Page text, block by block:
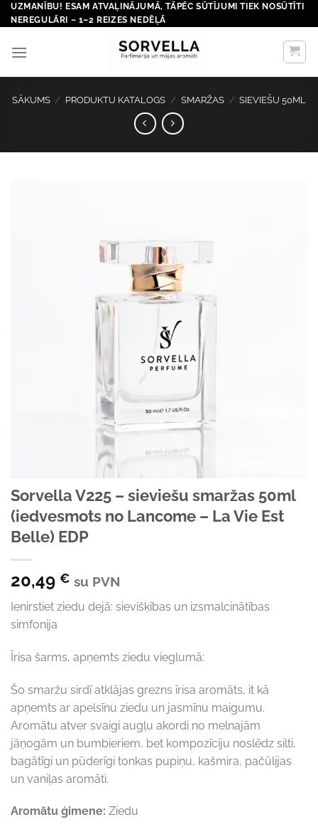
Skip
to
UZMANĪBU! ESAM ATVAĻINĀJUMĀ, TĀPĒC SŪTĪJUMI TIEK NOSŪTĪTI
NEREGULĀRI – 1–2 REIZES NEDĒĻĀ
SĀKUMS / PRODUKTU KATALOGS / SMARŽAS / SIEVIEŠU 50ML
Sorvella V225 – sieviešu smaržas 50ml
(iedvesmots no Lancome – La Vie Est
Belle) EDP
20,49 € su PVN
Ienirstiet ziedu dejā: sievišķības un izsmalcinātības
simfonija
Īrisa šarms, apņemts ziedu vieglumā:
Šo smaržu sirdī atklājas grezns īrisa aromāts, it kā
apņemts ar apelsīnu ziedu un jasmīnu maigumu.
Aromātu atver svaigi augļu akordi no melnajām
jāņogām un bumbieriem, bet kompozīciju noslēdz silti,
bagātīgi un pūderīgi tonkas pupiņu, kašmira, pačūlijas
un vaniļas aromāti.
Aromātu ģimene: Ziedu